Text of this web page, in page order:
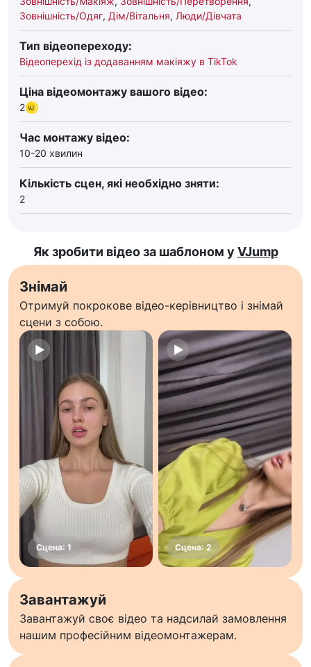
Зовнішність/Одяг, Дім/Вітальня, Люди/Дівчата
Тип відеопереходу:
Відеоперехід із додаванням макіяжу в TikTok
Ціна відеомонтажу вашого відео:
2
Час монтажу відео:
10-20 хвилин
Кількість сцен, які необхідно зняти:
2
Як зробити відео за шаблоном у VJump
Знімай
Отримуй покрокове відео-керівництво і знімай
сцени з собою.
Завантажуй
Завантажуй своє відео та надсилай замовлення
нашим професійним відеомонтажерам.